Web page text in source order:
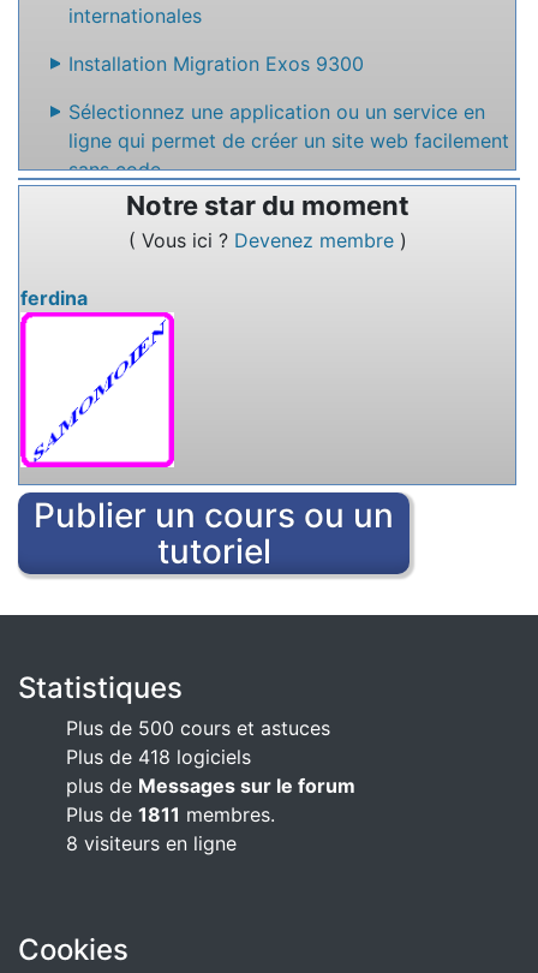
internationales
Installation Migration Exos 9300
Sélectionnez une application ou un service en
ligne qui permet de créer un site web facilement
sans code
Nommez un service en ligne qui permet de
rédiger des textes à plusieurs.
Notre star du moment
( Vous ici ? Devenez membre )
ferdina
Publier un cours ou un
tutoriel
Statistiques
Plus de 500 cours et astuces
Plus de 418 logiciels
plus de Messages sur le forum
Plus de 1811 membres.
8 visiteurs en ligne
Cookies